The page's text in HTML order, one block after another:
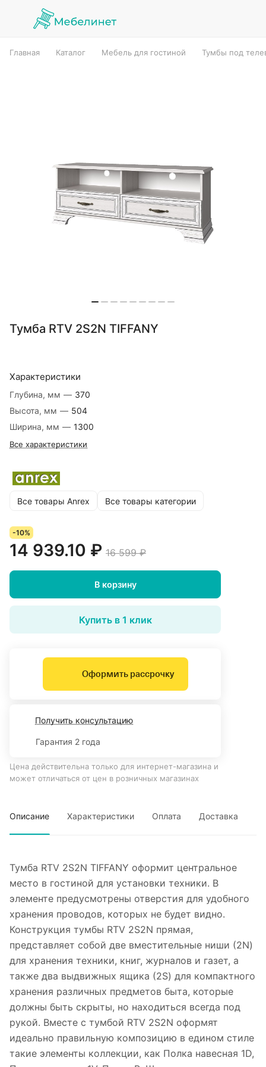
Главная Каталог Мебель для гостиной Тумбы под
Тумба RTV 2S2N TIFFANY
Характеристики
Глубина, мм — 370
Высота, мм — 504
Ширина, мм — 1300
Все характеристики
Все товары Anrex Все товары категории
-10%
14 939.10 ₽ 16 599 ₽
В корзину
Купить в 1 клик
Оформить рассрочку
Получить консультацию
Гарантия 2 года
Цена действительна только для интернет-магазина и
может отличаться от цен в розничных магазинах
Описание Характеристики Оплата Доставка
Тумба RTV 2S2N TIFFANY оформит центральное
место в гостиной для установки техники. В
элементе предусмотрены отверстия для удобного
хранения проводов, которых не будет видно.
Конструкция тумбы RTV 2S2N прямая,
представляет собой две вместительные ниши (2N)
для хранения техники, книг, журналов и газет, а
также два выдвижных ящика (2S) для компактного
хранения различных предметов быта, которые
должны быть скрыты, но находиться всегда под
рукой. Вместе с тумбой RTV 2S2N оформят
идеально правильную композицию в едином стиле
такие элементы коллекции, как Полка навесная 1D,